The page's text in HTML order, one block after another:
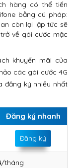
hàng có thể tiến
bằng cú pháp:
còn lại lập tức sẽ
về gói cước mặc
khuyến mãi của
các gói cước 4G
đăng ký nhiều nhất
Đăng ký nhanh
Đăng ký
/tháng